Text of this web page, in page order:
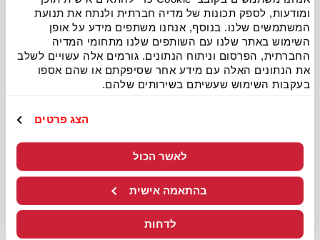
ומודעות, לספק תכונות של מדיה חברתית ולנתח את תנועת
המשתמשים שלנו. בנוסף, אנחנו משתפים מידע על אופן
השימוש באתר שלנו עם השותפים שלנו מתחומי המדיה
החברתית, הפרסום וניתוח הנתונים. גורמים אלה עשויים לשלב
את הנתונים האלה עם מידע אחר שסיפקתם או שהם אספו
בעקבות השימוש שעשיתם בשירותים שלהם.
הצג פרטים
לאשר הכול
בהתאמה אישית
לדחות
כשרות ללא פשרות ואיכות של מותג
בינלאומי
מביא לעיר את השילוב המושלם בין הטעם האהוב והמוכר של
הכשרות המהודרת מאפשרת למשפחות ולתושבי העיר ליהנות
גבינת מוצרלה עשירה.
זהו המקום שבו מקפידים על כל פרט ופרט כדי להבטיח שכל
מגש יצא בדיוק לפי הסטנדרטים הגבוהים של המותג העולמי,